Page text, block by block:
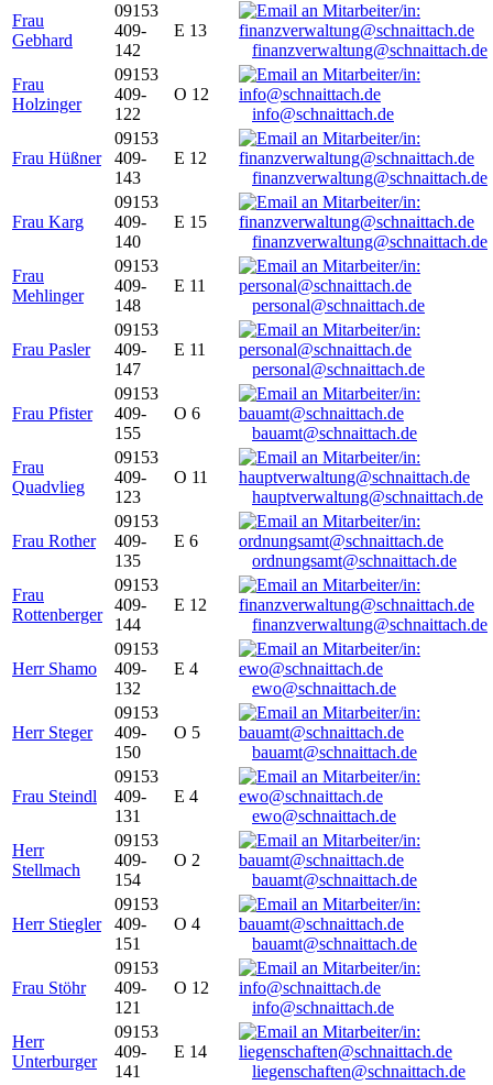
Frau
Gebhard
09153
409-
142
E 13
finanzverwaltung@schnaittach.de
Frau
Holzinger
09153
409-
122
O 12
info@schnaittach.de
Frau Hüßner
09153
409-
143
E 12
finanzverwaltung@schnaittach.de
Frau Karg
09153
409-
140
E 15
finanzverwaltung@schnaittach.de
Frau
Mehlinger
09153
409-
148
E 11
personal@schnaittach.de
Frau Pasler
09153
409-
147
E 11
personal@schnaittach.de
Frau Pfister
09153
409-
155
O 6
bauamt@schnaittach.de
Frau
Quadvlieg
09153
409-
123
O 11
hauptverwaltung@schnaittach.de
Frau Rother
09153
409-
135
E 6
ordnungsamt@schnaittach.de
Frau
Rottenberger
09153
409-
144
E 12
finanzverwaltung@schnaittach.de
Herr Shamo
09153
409-
132
E 4
ewo@schnaittach.de
Herr Steger
09153
409-
150
O 5
bauamt@schnaittach.de
Frau Steindl
09153
409-
131
E 4
ewo@schnaittach.de
Herr
Stellmach
09153
409-
154
O 2
bauamt@schnaittach.de
Herr Stiegler
09153
409-
151
O 4
bauamt@schnaittach.de
Frau Stöhr
09153
409-
121
O 12
info@schnaittach.de
Herr
Unterburger
09153
409-
141
E 14
liegenschaften@schnaittach.de